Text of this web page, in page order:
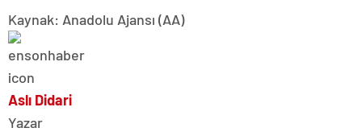
Kaynak: Anadolu Ajansı (AA)
Aslı Didari
Yazar